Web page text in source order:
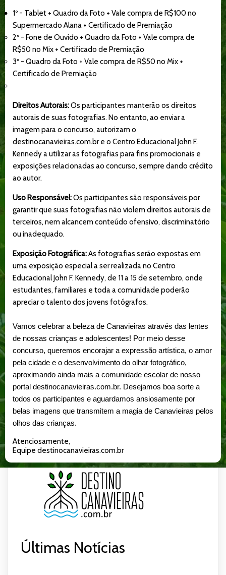
1º - Tablet + Quadro da Foto + Vale compra de R$100 no
Supermercado Alana + Certificado de Premiação
2º - Fone de Ouvido + Quadro da Foto + Vale compra de
R$50 no Mix + Certificado de Premiação
3º - Quadro da Foto + Vale compra de R$50 no Mix +
Certificado de Premiação
Direitos Autorais:Os participantes manterão os direitos
autorais de suas fotografias.No entanto, ao enviar a
imagem para o concurso, autorizam o
destinocanavieiras.com.br e o Centro Educacional John F.
Kennedy a utilizar as fotografias para fins promocionais e
exposições relacionadas ao concurso, sempre dando crédito
ao autor.
Uso Responsável:Os participantes são responsáveis ​​por
garantir que suas fotografias não violem direitos autorais de
terceiros, nem alcancem conteúdo ofensivo, discriminatório
ou inadequado.
Exposição Fotográfica:As fotografias serão expostas em
uma exposição especial a ser realizada no Centro
Educacional John F. Kennedy, de 11 a 15 de setembro, onde
estudantes, familiares e toda a comunidade poderão
apreciar o talento dos jovens fotógrafos.
Vamos celebrar a beleza de Canavieiras através das lentes
de nossas crianças e adolescentes! Por meio desse
concurso, queremos encorajar a expressão artística, o amor
pela cidade e o desenvolvimento do olhar fotográfico,
aproximando ainda mais a comunidade escolar de nosso
portal destinocanavieiras.com.br. Desejamos boa sorte a
todos os participantes e aguardamos ansiosamente por
belas imagens que transmitem a magia de Canavieiras pelos
olhos das crianças.
Atenciosamente,
Equipe destinocanavieiras.com.br
Últimas Notícias